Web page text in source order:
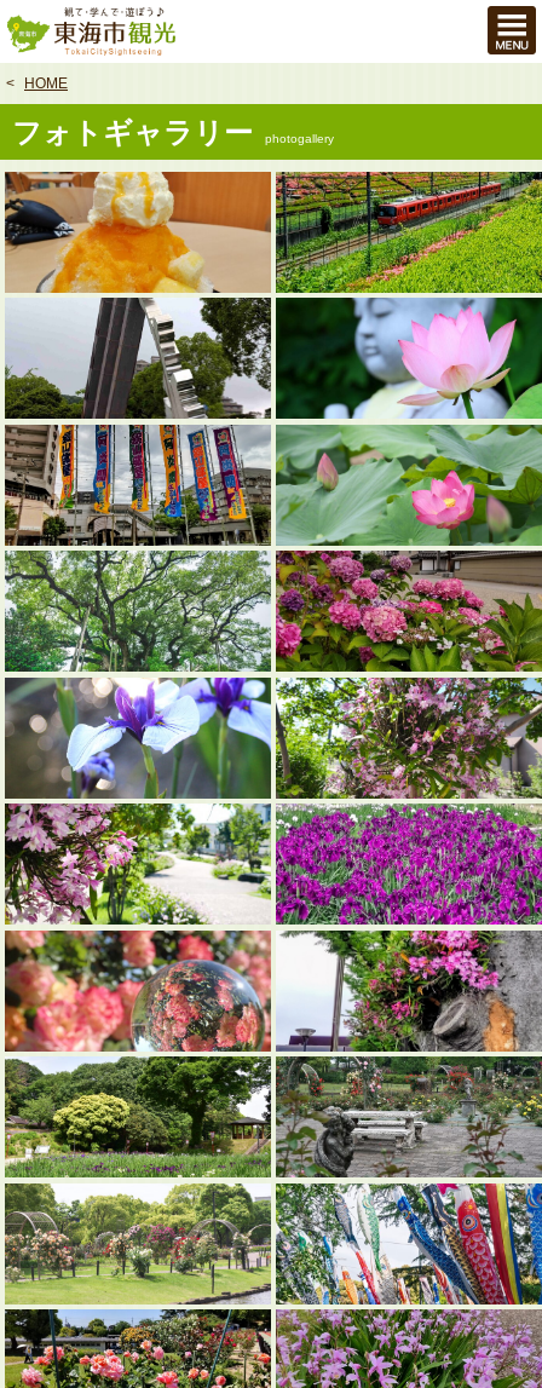
本
文
HOME
フォトギャラリー photogallery